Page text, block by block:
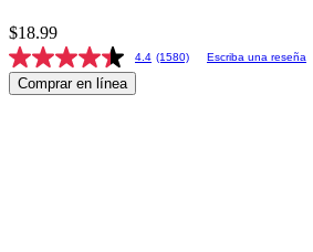
$18.99
4.4 (1580) Escriba una reseña
Comprar en línea